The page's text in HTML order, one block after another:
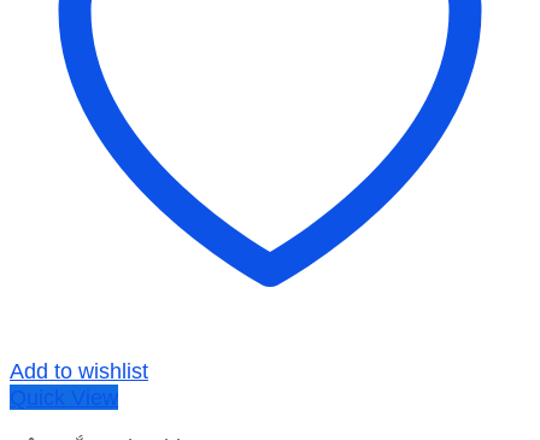
Add to wishlist
Quick View